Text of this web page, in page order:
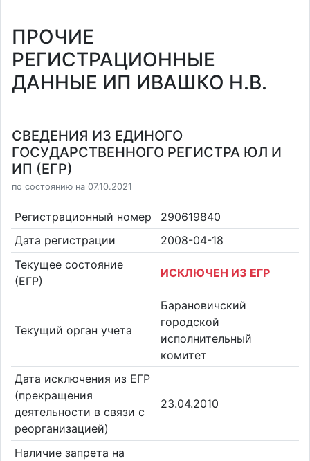
ПРОЧИЕ
РЕГИСТРАЦИОННЫЕ
ДАННЫЕ ИП ИВАШКО Н.В.
СВЕДЕНИЯ ИЗ ЕДИНОГО
ГОСУДАРСТВЕННОГО РЕГИСТРА ЮЛ И
ИП (ЕГР)
по состоянию на 07.10.2021
Регистрационный номер
290619840
Дата регистрации
2008-04-18
Текущее состояние
(ЕГР)
ИСКЛЮЧЕН ИЗ ЕГР
Текущий орган учета
Барановичский
городской
исполнительный
комитет
Дата исключения из ЕГР
(прекращения
деятельности в связи с
реорганизацией)
23.04.2010
Наличие запрета на